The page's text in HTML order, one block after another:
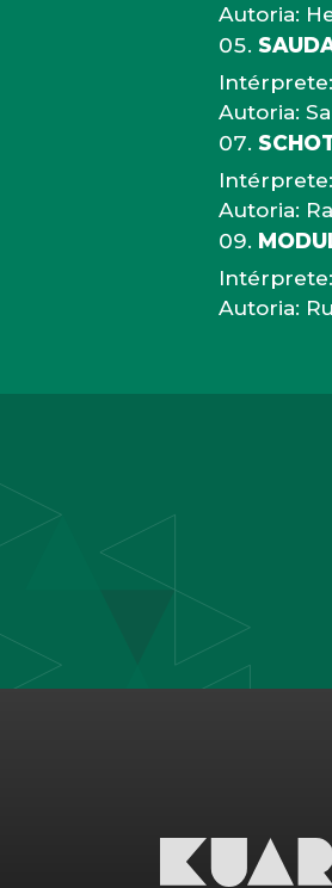
Autoria:
Autoria:
Autoria:
Autoria: